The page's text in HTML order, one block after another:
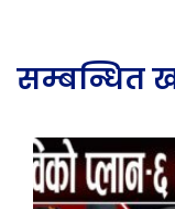
सम्बन्धित